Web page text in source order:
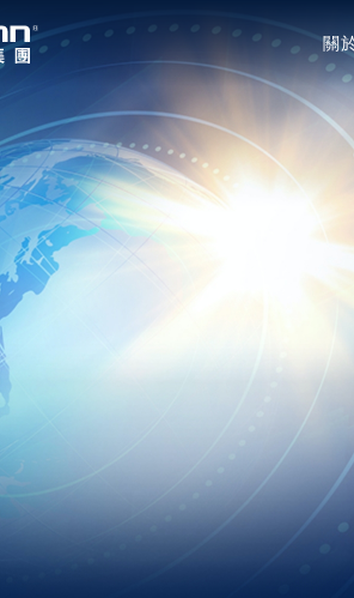
關
繁體中文 English
亞洲
中國大陸
越南